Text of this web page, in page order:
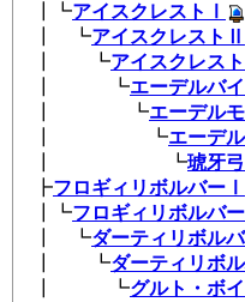
┃┗アイスクレストⅠ
┃ ┗アイスクレストⅡ
┃ ┗アイスクレス
┃ ┗エーデルバ
┃ ┗エーデル
┃ ┗エーデ
┃ ┗琥牙
┣フロギィリボルバーⅠ
┃┗フロギィリボルバ
┃ ┗ダーティリボル
┃ ┗ダーティリボ
┃ ┗グルト・ボ